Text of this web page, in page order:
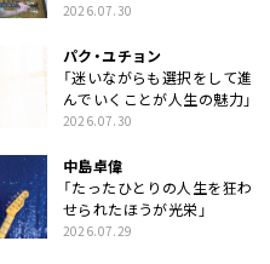
2026.07.30
パク・ユチョン
「迷いながらも選択をして進
んでいくことが人生の魅力」
2026.07.30
中島卓偉
「たったひとりの人生を狂わ
せられたほうが光栄」
2026.07.29